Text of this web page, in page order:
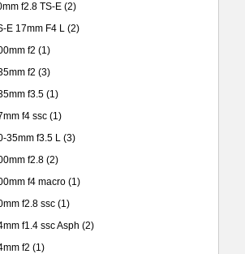
f2.8 TS-E (2)
E 17mm F4 L (2)
f2 (1)
f2 (3)
f3.5 (1)
f4 ssc (1)
35mm f3.5 L (3)
f2.8 (2)
f4 macro (1)
f2.8 ssc (1)
f1.4 ssc Asph (2)
f2 (1)